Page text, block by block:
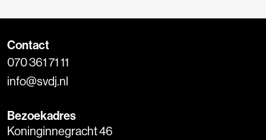
Contact
070 361 71 11
info@svdj.nl
Bezoekadres
Koninginnegracht 46